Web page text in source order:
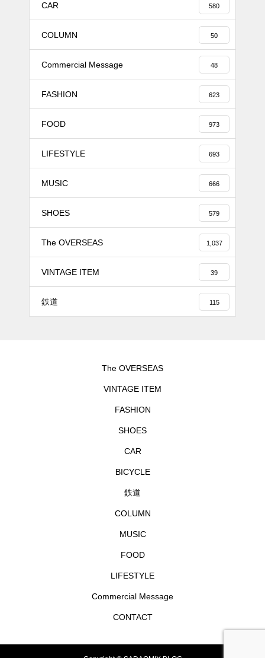
CAR 580
COLUMN 50
Commercial Message 48
FASHION 623
FOOD 973
LIFESTYLE 693
MUSIC 666
SHOES 579
The OVERSEAS 1,037
VINTAGE ITEM 39
鉄道 115
The OVERSEAS
VINTAGE ITEM
FASHION
SHOES
CAR
BICYCLE
鉄道
COLUMN
MUSIC
FOOD
LIFESTYLE
Commercial Message
CONTACT